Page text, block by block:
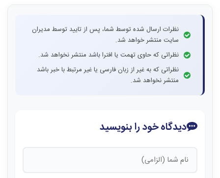
نظرات ارسال شده توسط شما، پس از تایید توسط مدیران
سایت منتشر خواهد شد.
نظراتی که حاوی تهمت یا افترا باشد منتشر نخواهد شد.
نظراتی که به غیر از زبان فارسی یا غیر مرتبط با خبر باشد
منتشر نخواهد شد.
دیدگاه خود را بنویسید